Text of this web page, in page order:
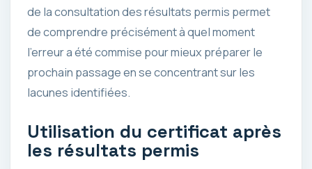
de la consultation des résultats permis permet
de comprendre précisément à quel moment
l’erreur a été commise pour mieux préparer le
prochain passage en se concentrant sur les
lacunes identifiées.
Utilisation du certificat après
les résultats permis